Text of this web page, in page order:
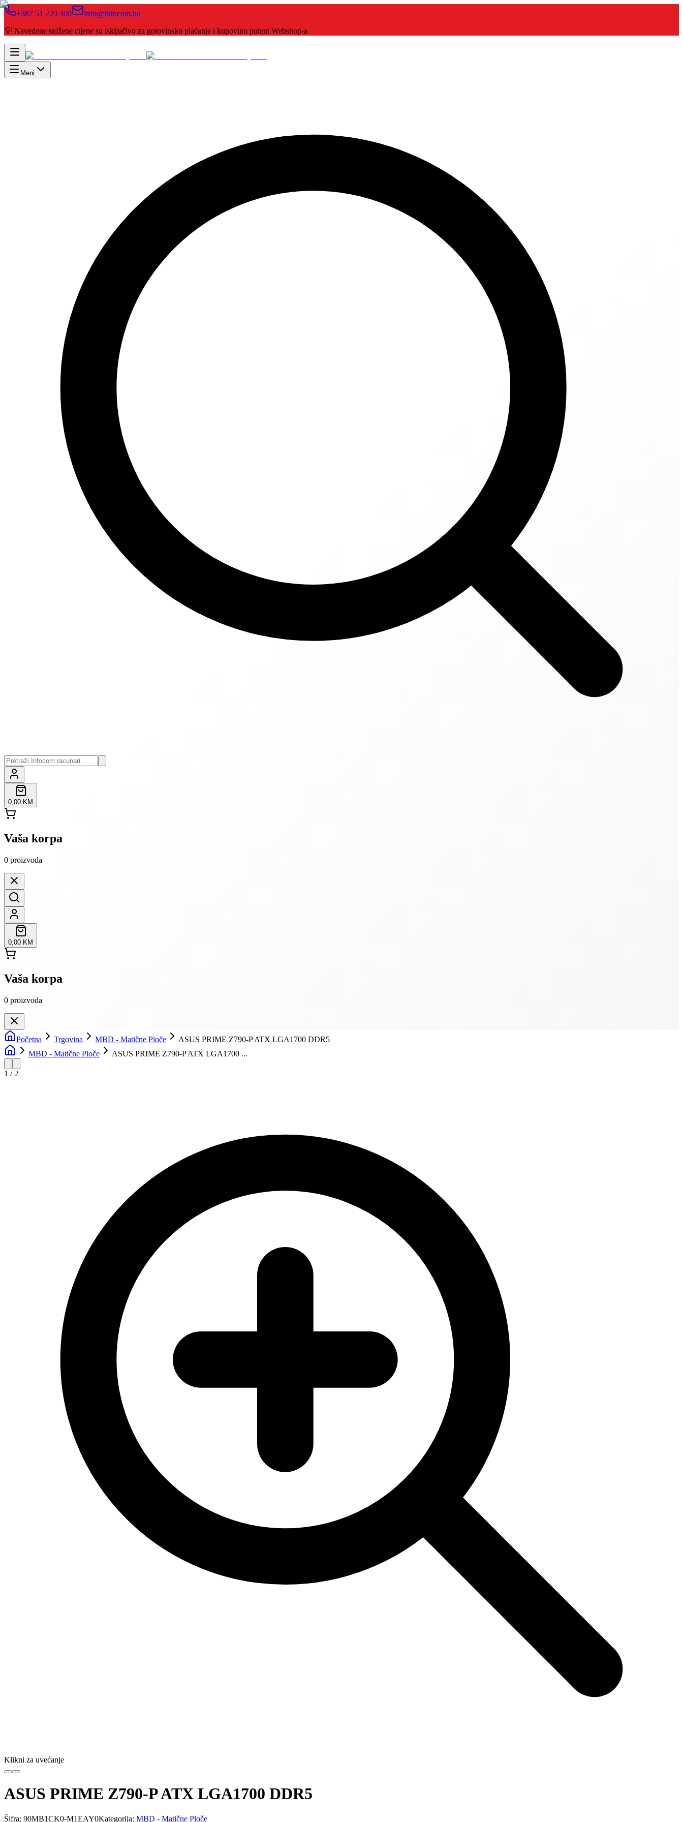
+387 51 229 400
info@infocom.ba
💡 Navedene snižene cijene su isključivo za gotovinsko plaćanje i kupovinu putem Webshop-a
Meni
0,00 KM
Vaša korpa
0 proizvoda
0,00 KM
Vaša korpa
0 proizvoda
Početna Trgovina MBD - Matične Ploče
ASUS PRIME Z790-P ATX LGA1700 DDR5
MBD - Matične Ploče
ASUS PRIME Z790-P ATX LGA1700 ...
1 / 2
Klikni za uvećanje
ASUS PRIME Z790-P ATX LGA1700 DDR5
Šifra: 90MB1CK0-M1EAY0Kategorija: MBD - Matične Ploče